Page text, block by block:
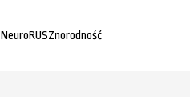
NeuroRUSZnorodność